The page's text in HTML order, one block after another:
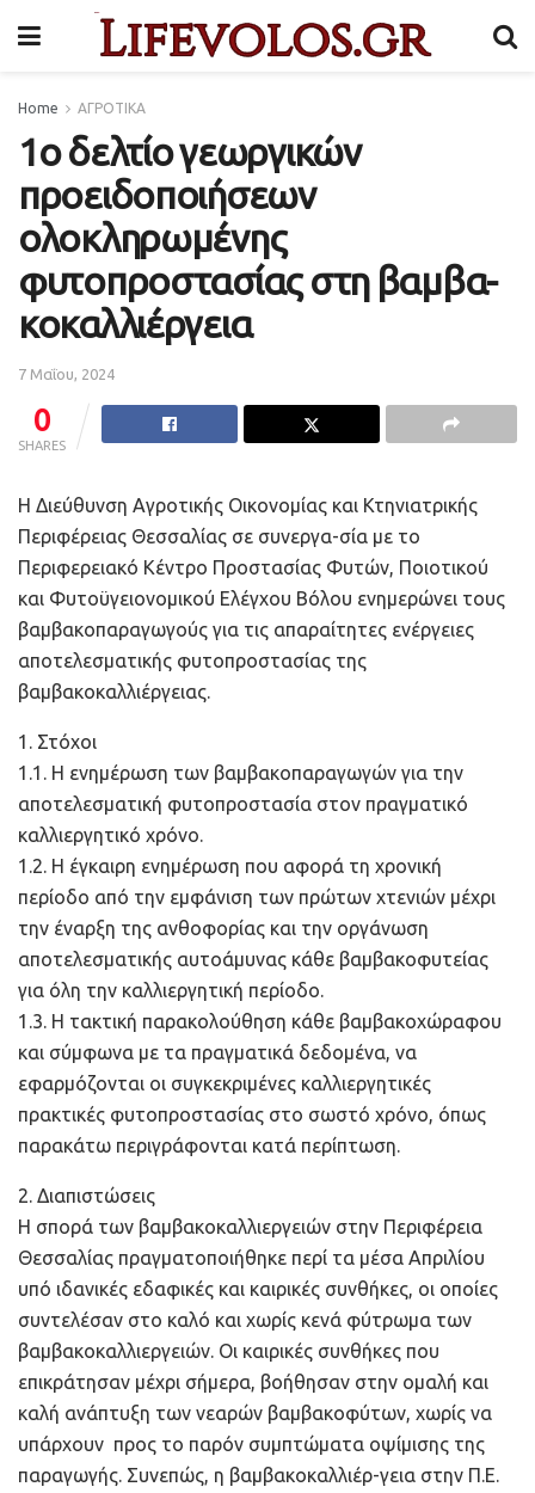
Home ΑΓΡΟΤΙΚΑ
1ο δελτίο γεωργικών
προειδοποιήσεων
ολοκληρωμένης
φυτοπροστασίας στη βαμβα-
κοκαλλιέργεια
7 Μαΐου, 2024
0
SHARES
Η Διεύθυνση Αγροτικής Οικονομίας και Κτηνιατρικής
Περιφέρειας Θεσσαλίας σε συνεργα-σία με το
Περιφερειακό Κέντρο Προστασίας Φυτών, Ποιοτικού
και Φυτοϋγειονομικού Ελέγχου Βόλου ενημερώνει τους
βαμβακοπαραγωγούς για τις απαραίτητες ενέργειες
αποτελεσματικής φυτοπροστασίας της
βαμβακοκαλλιέργειας.
1. Στόχοι
1.1. Η ενημέρωση των βαμβακοπαραγωγών για την
αποτελεσματική φυτοπροστασία στον πραγματικό
καλλιεργητικό χρόνο.
1.2. Η έγκαιρη ενημέρωση που αφορά τη χρονική
περίοδο από την εμφάνιση των πρώτων χτενιών μέχρι
την έναρξη της ανθοφορίας και την οργάνωση
αποτελεσματικής αυτοάμυνας κάθε βαμβακοφυτείας
για όλη την καλλιεργητική περίοδο.
1.3. Η τακτική παρακολούθηση κάθε βαμβακοχώραφου
και σύμφωνα με τα πραγματικά δεδομένα, να
εφαρμόζονται οι συγκεκριμένες καλλιεργητικές
πρακτικές φυτοπροστασίας στο σωστό χρόνο, όπως
παρακάτω περιγράφονται κατά περίπτωση.
2. Διαπιστώσεις
Η σπορά των βαμβακοκαλλιεργειών στην Περιφέρεια
Θεσσαλίας πραγματοποιήθηκε περί τα μέσα Απριλίου
υπό ιδανικές εδαφικές και καιρικές συνθήκες, οι οποίες
συντελέσαν στο καλό και χωρίς κενά φύτρωμα των
βαμβακοκαλλιεργειών. Οι καιρικές συνθήκες που
επικράτησαν μέχρι σήμερα, βοήθησαν στην ομαλή και
καλή ανάπτυξη των νεαρών βαμβακοφύτων, χωρίς να
υπάρχουν προς το παρόν συμπτώματα οψίμισης της
παραγωγής. Συνεπώς, η βαμβακοκαλλιέρ-γεια στην Π.Ε.